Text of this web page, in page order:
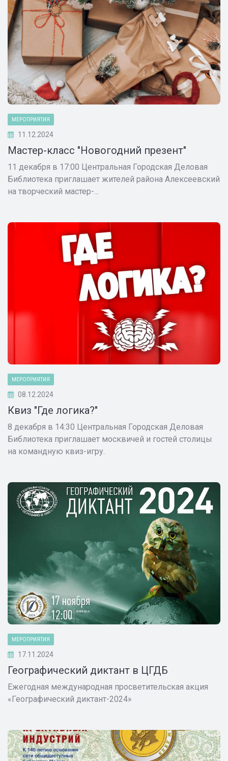
МЕРОПРИЯТИЯ
11.12.2024
Мастер-класс "Новогодний презент"
11 декабря в 17:00 Центральная Городская Деловая
Библиотека приглашает жителей района Алексеевский
на творческий мастер-...
МЕРОПРИЯТИЯ
08.12.2024
Квиз "Где логика?"
8 декабря в 14:30 Центральная Городская Деловая
Библиотека приглашает москвичей и гостей столицы
на командную квиз-игру.
МЕРОПРИЯТИЯ
17.11.2024
Географический диктант в ЦГДБ
Ежегодная международная просветительская акция
«Географический диктант-2024»